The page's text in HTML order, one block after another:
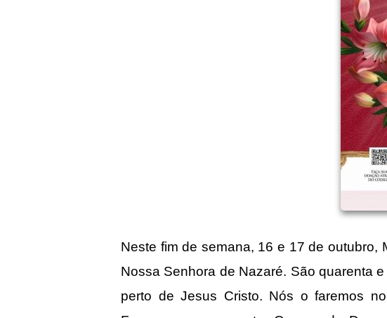
Neste fim de semana, 16 e 17 de outubro,
Nossa Senhora de Nazaré. São quarenta
perto de Jesus Cristo. Nós o faremos